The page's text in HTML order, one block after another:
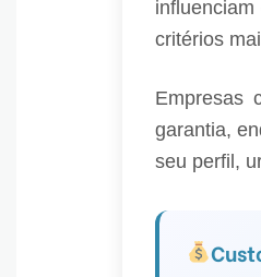
critérios
Empresas
garantia,
seu perfil,